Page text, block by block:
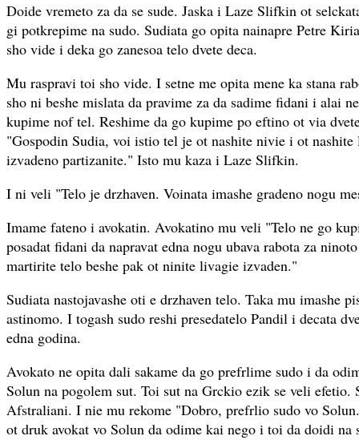
Doide vremeto za da se sude. Jaska i Laze Slifkin ot
gi potkrepime na sudo. Sudiata go opita nainapre Petre
sho vide i deka go zanesoa telo dvete deca.
Mu raspravi toi sho vide. I setne me opita mene ka stana
sho ni beshe mislata da pravime za da sadime fidani i alai
kupime nof tel. Reshime da go kupime po eftino ot via
"Gospodin Sudia, voi istio tel je ot nashite nivie i ot nashite
izvadeno partizanite." Isto mu kaza i Laze Slifkin.
I ni veli "Telo je drzhaven. Voinata imashe gradeno nogu
Imame fateno i avokatin. Avokatino mu veli "Telo ne go
posadat fidani da napravat edna nogu ubava rabota za
martirite telo beshe pak ot ninite livagie izvaden."
Sudiata nastojavashe oti e drzhaven telo. Taka mu imashe
astinomo. I togash sudo reshi presedatelo Pandil i decata
edna godina.
Avokato ne opita dali sakame da go prefrlime sudo i da
Solun na pogolem sut. Toi sut na Grckio ezik se veli efetio.
Afstraliani. I nie mu rekome "Dobro, prefrlio sudo vo
ot druk avokat vo Solun da odime kai nego i toi da doidi na